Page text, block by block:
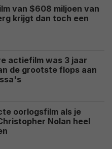
van $608 miljoen van
krijgt dan toch een
actiefilm was 3 jaar
de grootste flops aan
oorlogsfilm als je
Nolan heel